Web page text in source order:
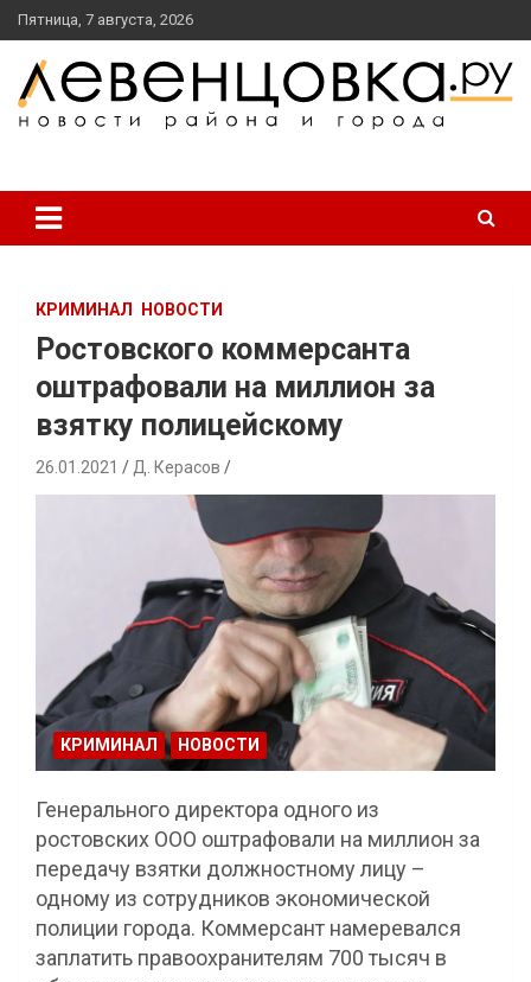
перейти
к
содержанию
Пятница, 7 августа, 2026
КРИМИНАЛ НОВОСТИ
Ростовского коммерсанта
оштрафовали на миллион за
взятку полицейскому
26.01.2021 Д. Керасов
КРИМИНАЛ НОВОСТИ
Генерального директора одного из
ростовских ООО оштрафовали на миллион за
передачу взятки должностному лицу –
одному из сотрудников экономической
полиции города. Коммерсант намеревался
заплатить правоохранителям 700 тысяч в